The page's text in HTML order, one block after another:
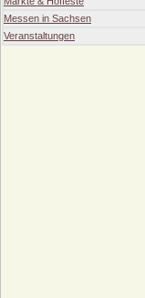
Messen in Sachsen
Veranstaltungen